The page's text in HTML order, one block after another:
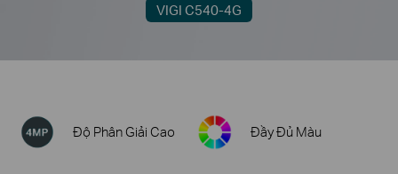
VIGI C540-4G
Độ Phân Giải Cao Đầy Đủ Màu